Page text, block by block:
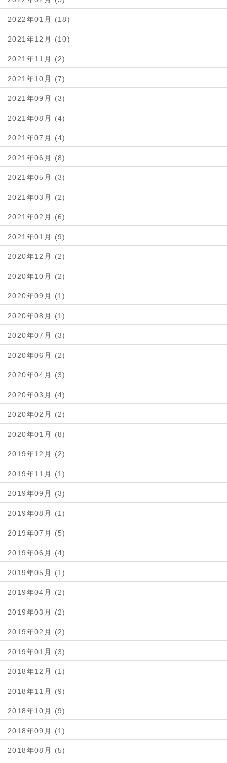
2022年01月 (18)
2021年12月 (10)
2021年11月 (2)
2021年10月 (7)
2021年09月 (3)
2021年08月 (4)
2021年07月 (4)
2021年06月 (8)
2021年05月 (3)
2021年03月 (2)
2021年02月 (6)
2021年01月 (9)
2020年12月 (2)
2020年10月 (2)
2020年09月 (1)
2020年08月 (1)
2020年07月 (3)
2020年06月 (2)
2020年04月 (3)
2020年03月 (4)
2020年02月 (2)
2020年01月 (8)
2019年12月 (2)
2019年11月 (1)
2019年09月 (3)
2019年08月 (1)
2019年07月 (5)
2019年06月 (4)
2019年05月 (1)
2019年04月 (2)
2019年03月 (2)
2019年02月 (2)
2019年01月 (3)
2018年12月 (1)
2018年11月 (9)
2018年10月 (9)
2018年09月 (1)
2018年08月 (5)